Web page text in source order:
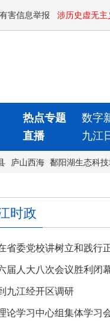
害信息举报 涉历史虚无
热点专题 数字
直播 九江
庐山西海 鄱阳湖生态科
时政
省委党校讲树立和践行
题党课
届人大八次会议胜利闭
九江经开区调研
论学习中心组集体学习